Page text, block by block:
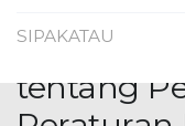
SIPAKATAU
Nomor 27
tentang